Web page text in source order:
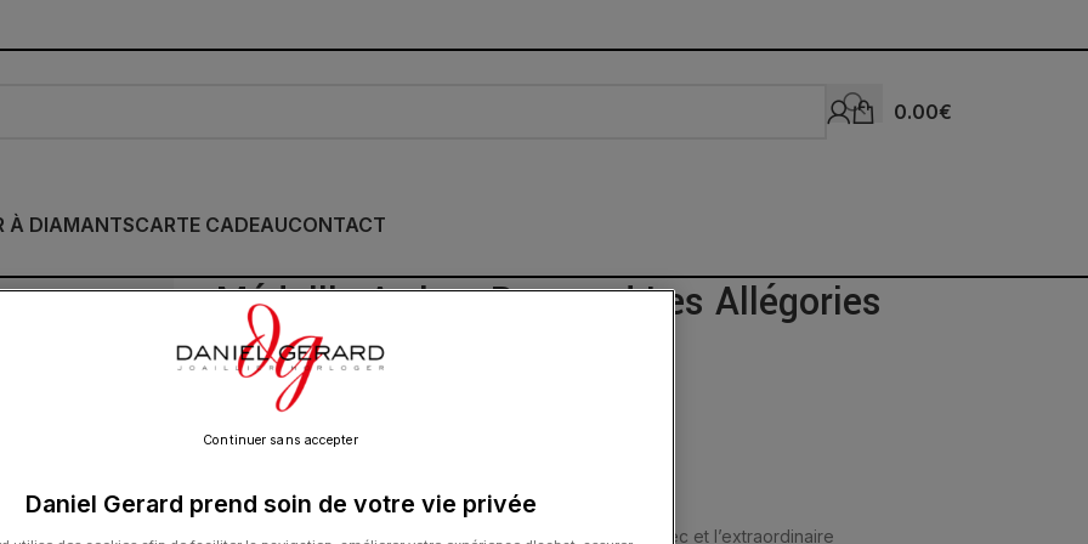
0.00€
À DIAMANTSCARTE CADEAUCONTACT
Médaille Arthus Bertrand Les Allégories
Daphné PM Vermeil
190.00
Le dessin de cette médaille évoque le célèbre mythe grec et l’extraordinaire
Daniel Gerard prend soin de votre vie privée
Continuer sans accepter